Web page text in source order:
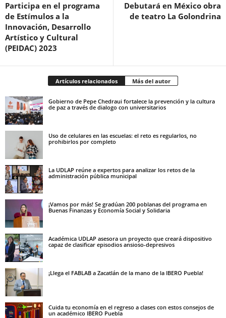
Participa en el programa
de Estímulos a la
Innovación, Desarrollo
Artístico y Cultural
(PEIDAC) 2023
Debutará en México obra
de teatro La Golondrina
Artículos relacionados Más del autor
Gobierno de Pepe Chedraui fortalece la prevención y la cultura
de paz a través de dialogo con universitarios
Uso de celulares en las escuelas: el reto es regularlos, no
prohibirlos por completo
La UDLAP reúne a expertos para analizar los retos de la
administración pública municipal
¡Vamos por más! Se gradúan 200 poblanas del programa en
Buenas Finanzas y Economía Social y Solidaria
Académica UDLAP asesora un proyecto que creará dispositivo
capaz de clasificar episodios ansioso-depresivos
¡Llega el FABLAB a Zacatlán de la mano de la IBERO Puebla!
Cuida tu economía en el regreso a clases con estos consejos de
un académico IBERO Puebla